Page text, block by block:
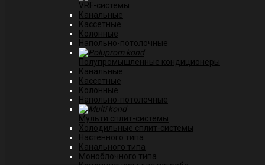
VRF-системы
Канальные
Касcетные
Колонные
Напольно-потолочные
Полупромышленные кондиционеры
Канальные
Кассетные
Колонные
Напольно-потолочные
Мульти сплит-системы
Холодильные сплит-системы
Настенного типа
Канального типа
Моноблочного типа